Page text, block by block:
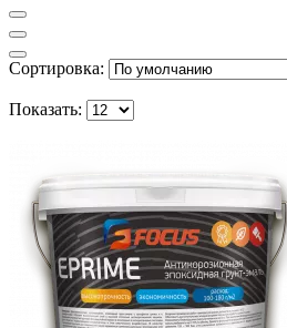
Сортировка:
Показать: